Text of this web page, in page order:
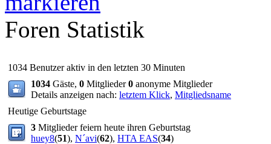
Foren Statistik
1034 Benutzer aktiv in den letzten 30 Minuten
1034 Gäste, 0 Mitglieder0 anonyme Mitglieder
Details anzeigen nach: letztem Klick, Mitgliedsname
Heutige Geburtstage
3 Mitglieder feiern heute ihren Geburtstag
huey8(51), N´avi(62), HTA EAS(34)